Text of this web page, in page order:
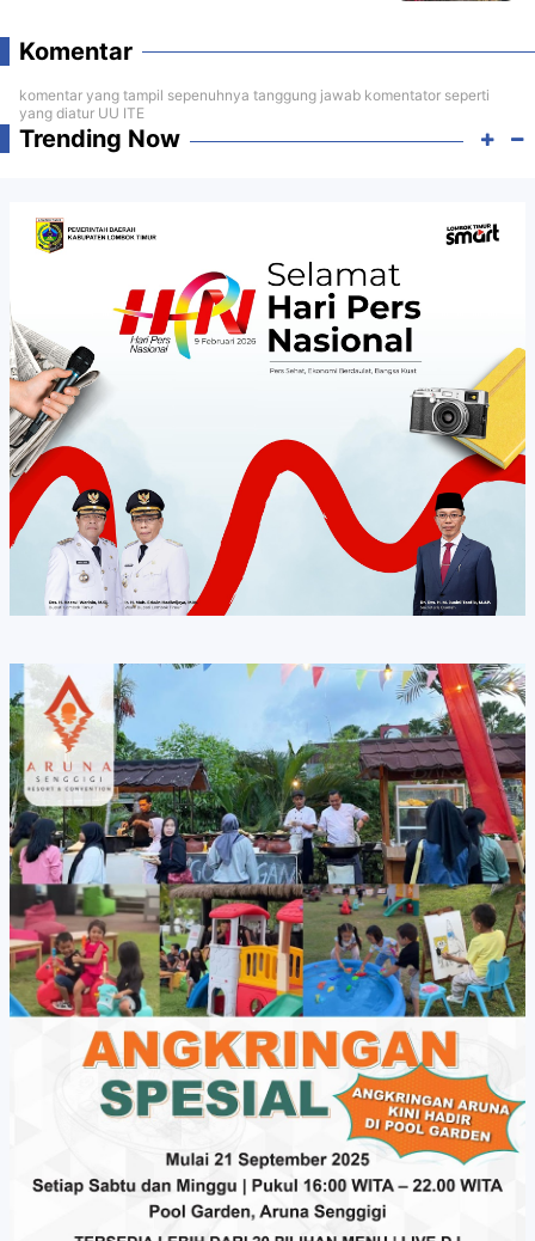
Komentar
komentar yang tampil sepenuhnya tanggung jawab komentator seperti
yang diatur UU ITE
Trending Now